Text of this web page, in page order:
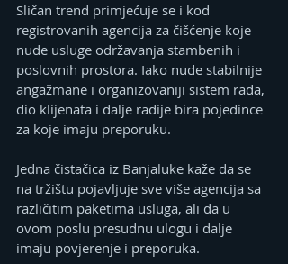
Sličan trend primjećuje se i kod
registrovanih agencija za čišćenje koje
nude usluge održavanja stambenih i
poslovnih prostora. Iako nude stabilnije
angažmane i organizovaniji sistem rada,
dio klijenata i dalje radije bira pojedince
za koje imaju preporuku.
Jedna čistačica iz Banjaluke kaže da se
na tržištu pojavljuje sve više agencija sa
različitim paketima usluga, ali da u
ovom poslu presudnu ulogu i dalje
imaju povjerenje i preporuka.